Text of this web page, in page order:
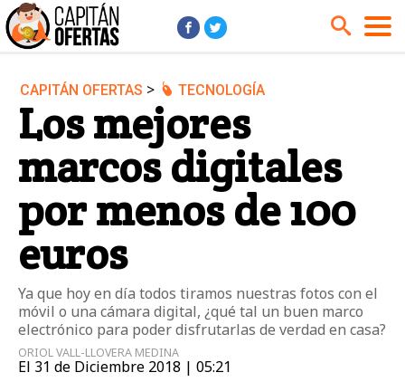
Audio y Música
Cámaras
Cine y Series
Coches
Deportes
Financiero
Hogar
Hoteles
Jardín
Juguetes
Libros
Móviles
Niños
Ordenadores
Tecnología
CAPITÁN OFERTAS > TECNOLOGÍA
Los mejores
marcos digitales
por menos de 100
euros
Ya que hoy en día todos tiramos nuestras fotos con el
móvil o una cámara digital, ¿qué tal un buen marco
electrónico para poder disfrutarlas de verdad en casa?
ORIOL VALL-LLOVERA MEDINA
El 31 de Diciembre 2018 | 05:21